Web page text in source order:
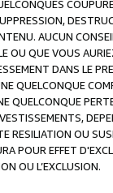
AUCUN
QUE VOUS
DANS LE
QUELCONQUE
QUELCONQUE
RESILIATION OU
POUR EFFET
OU L’EXCLUSION.